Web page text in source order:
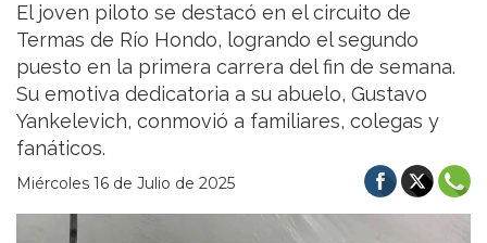
El joven piloto se destacó en el circuito de
Termas de Río Hondo, logrando el segundo
puesto en la primera carrera del fin de semana.
Su emotiva dedicatoria a su abuelo, Gustavo
Yankelevich, conmovió a familiares, colegas y
fanáticos.
Miércoles 16 de Julio de 2025